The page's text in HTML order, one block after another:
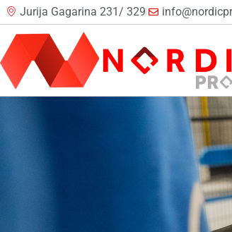
Jurija Gagarina 231/ 329